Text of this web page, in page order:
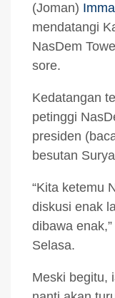
(Joman)
mendatangi
NasDem
sore.
Kedatangan
petinggi
presiden
besutan
“Kita ketemu
diskusi enak
dibawa
Selasa.
Meski begitu,